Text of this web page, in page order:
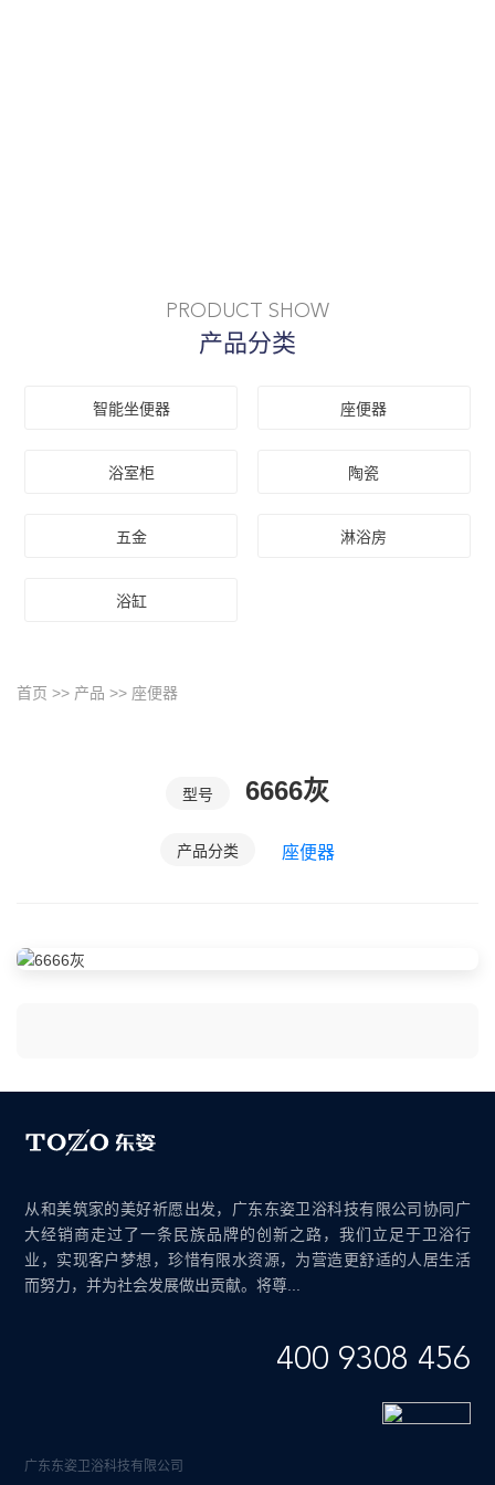
PRODUCT SHOW
产品分类
智能坐便器 座便器
浴室柜 陶瓷
五金 淋浴房
浴缸
首页 >> 产品 >> 座便器
型号 6666灰
产品分类 座便器
从和美筑家的美好祈愿出发，广东东姿卫浴科技有限公司协同广
大经销商走过了一条民族品牌的创新之路，我们立足于卫浴行
业，实现客户梦想，珍惜有限水资源，为营造更舒适的人居生活
而努力，并为社会发展做出贡献。将尊...
400 9308 456
广东东姿卫浴科技有限公司